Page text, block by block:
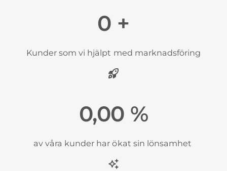
+
Kunder som vi hjälpt med marknadsföring
%
av våra kunder har ökat sin lönsamhet